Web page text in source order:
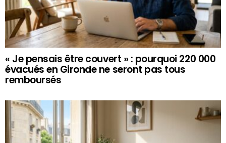
« Je pensais être couvert » : pourquoi 220 000
évacués en Gironde ne seront pas tous
remboursés